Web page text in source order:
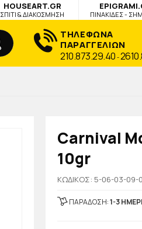
HOUSEART.GR
ΣΠΙΤΙ & ΔΙΑΚΟΣΜΗΣΗ ΠΙΝΑΚΙΔΕΣ -
ΤΗΛΕΦΩΝΑ
ΠΑΡΑΓΓΕΛΙΩΝ
210.873.29.40 -
Carnival
10gr
KΩΔΙΚΟΣ: 5-06-03-09-
ΠΑΡΑΔΟΣΗ:1-3